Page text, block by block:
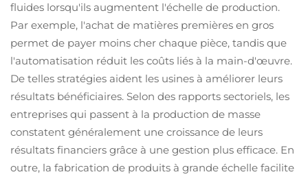
fluides lorsqu'ils augmentent l'échelle de production.
Par exemple, l'achat de matières premières en gros
permet de payer moins cher chaque pièce, tandis que
l'automatisation réduit les coûts liés à la main-d'œuvre.
De telles stratégies aident les usines à améliorer leurs
résultats bénéficiaires. Selon des rapports sectoriels, les
entreprises qui passent à la production de masse
constatent généralement une croissance de leurs
résultats financiers grâce à une gestion plus efficace. En
outre, la fabrication de produits à grande échelle facilite